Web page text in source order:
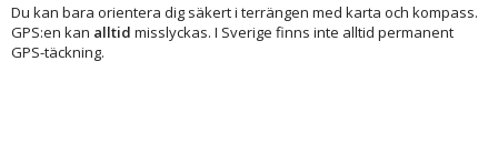
Du kan bara orientera dig säkert i terrängen med karta och kompass.
GPS:en kan alltid misslyckas. I Sverige finns inte alltid permanent
GPS-täckning.